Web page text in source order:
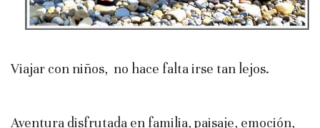
Viajar con niños, no hace falta irse tan lejos.
Aventura disfrutada en familia, paisaje, emoción,